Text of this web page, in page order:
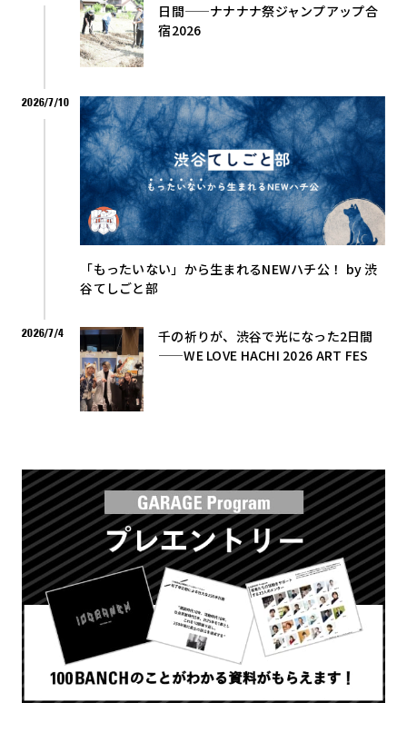
日間——ナナナナ祭ジャンプアップ合
宿2026
2026/7/10
「もったいない」から生まれるNEWハチ公！ by 渋
谷てしごと部
2026/7/4
千の祈りが、渋谷で光になった2日間
——WE LOVE HACHI 2026 ART FES